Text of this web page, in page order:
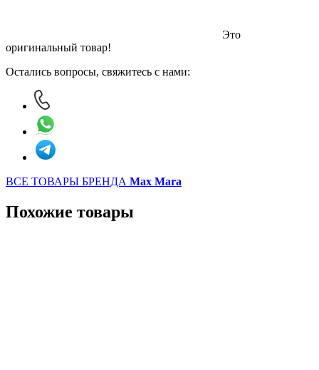
Это
оригинальный товар!
Остались вопросы, свяжитесь с нами:
ВСЕ ТОВАРЫ БРЕНДА Max Mara
Похожие товары